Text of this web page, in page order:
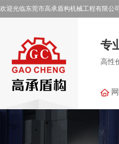
欢迎光临东莞市高承盾构机械工程有限公
专
高性